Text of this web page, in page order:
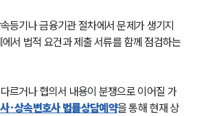
등기나 금융기관 절차에서 문제가 생기지
서 법적 요건과 제출 서류를 함께 점검하는
르거나 협의서 내용이 분쟁으로 이어질 가
·상속변호사 법률상담예약을 통해 현재 상